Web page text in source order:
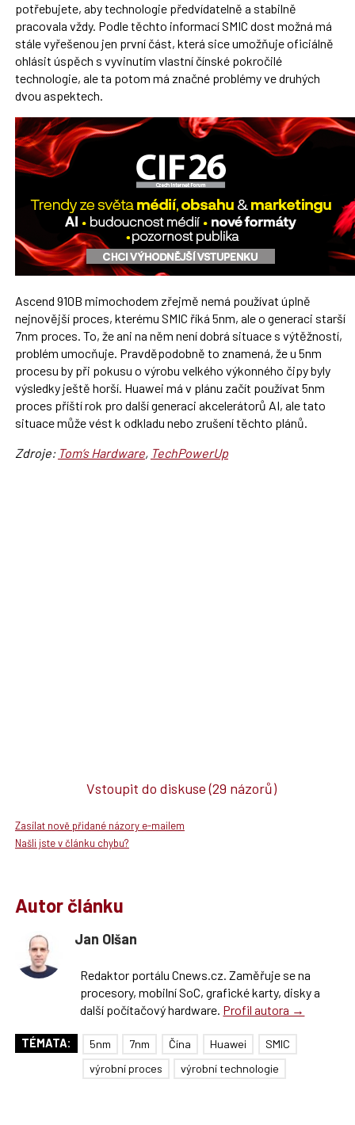
potřebujete, aby technologie předvídatelně a stabilně
pracovala vždy. Podle těchto informací SMIC dost možná má
stále vyřešenou jen první část, která sice umožňuje oficiálně
ohlásit úspěch s vyvinutím vlastní čínské pokročilé
technologie, ale ta potom má značné problémy ve druhých
dvou aspektech.
Ascend 910B mimochodem zřejmě nemá používat úplně
nejnovější proces, kterému SMIC říká 5nm, ale o generaci starší
7nm proces. To, že ani na něm není dobrá situace s výtěžností,
problém umocňuje. Pravděpodobně to znamená, že u 5nm
procesu by při pokusu o výrobu velkého výkonného čipy byly
výsledky ještě horší. Huawei má v plánu začít používat 5nm
proces příští rok pro další generaci akcelerátorů AI, ale tato
situace může vést k odkladu nebo zrušení těchto plánů.
Zdroje: Tom’s Hardware, TechPowerUp
Vstoupit do diskuse(29 názorů)
Zasílat nově přidané názory e-mailem
Našli jste v článku chybu?
Autor článku
Jan Olšan
Redaktor portálu Cnews.cz. Zaměřuje se na
procesory, mobilní SoC, grafické karty, disky a
další počítačový hardware. Profil autora →
TÉMATA: 5nm 7nm Čína Huawei
SMIC
výrobní proces
výrobní technologie